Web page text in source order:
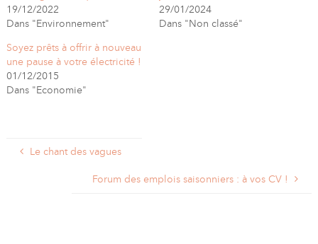
19/12/2022
Dans "Environnement"
29/01/2024
Dans "Non classé"
Soyez prêts à offrir à nouveau
une pause à votre électricité !
01/12/2015
Dans "Economie"
Le chant des vagues
Forum des emplois saisonniers : à vos CV !